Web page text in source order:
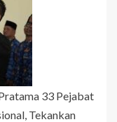
33 Pejabat
Tekankan